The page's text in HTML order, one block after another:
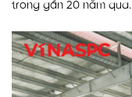
trong gần 20 năm qua.